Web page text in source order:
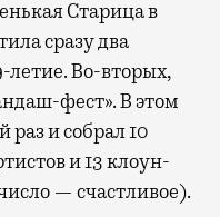
сразу два
летие. Во-вторых,
фест». В этом
раз и собрал 10
и 13 клоун-
— счастливое).